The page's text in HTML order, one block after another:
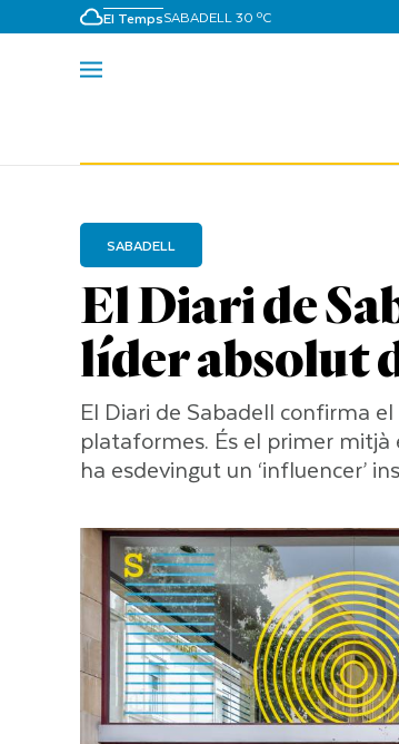
El TempsSABADELL 30 ºC
El Diari de
líder absolut
SABADELL
El Diari de Sabadell confirma
plataformes. És el primer
ha esdevingut un ‘influencer’